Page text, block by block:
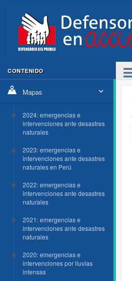
CONTENIDO
Mapas
2024: emergencias e
intervenciones ante desastres
naturales
2023: emergencias e
intervenciones ante desastres
naturales en Perú
2022: emergencias e
intervenciones ante desastres
naturales
2021: emergencias e
intervenciones ante desastres
naturales
2020: emergencias e
intervenciones por lluvias
intensas